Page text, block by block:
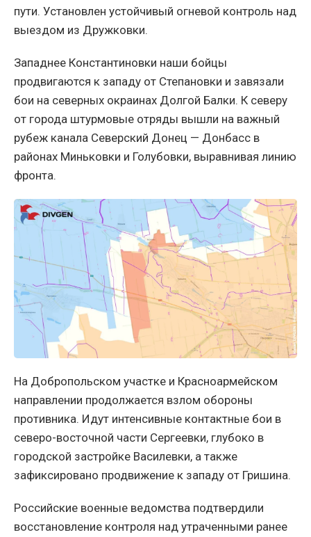
пути. Установлен устойчивый огневой контроль над
выездом из Дружковки.
Западнее Константиновки наши бойцы
продвигаются к западу от Степановки и завязали
бои на северных окраинах Долгой Балки. К северу
от города штурмовые отряды вышли на важный
рубеж канала Северский Донец — Донбасс в
районах Миньковки и Голубовки, выравнивая линию
фронта.
На Добропольском участке и Красноармейском
направлении продолжается взлом обороны
противника. Идут интенсивные контактные бои в
северо-восточной части Сергеевки, глубоко в
городской застройке Василевки, а также
зафиксировано продвижение к западу от Гришина.
Российские военные ведомства подтвердили
восстановление контроля над утраченными ранее